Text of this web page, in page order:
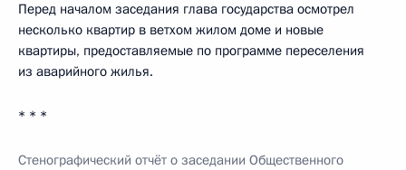
Перед началом заседания глава государства осмотрел
несколько квартир в ветхом жилом доме и новые
квартиры, предоставляемые по программе переселения
из аварийного жилья.
* * *
Стенографический отчёт о заседании Общественного